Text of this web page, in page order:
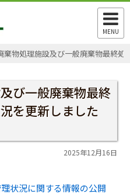
MENU
棄物処理施設及び一般廃棄物最終
び一般廃棄物最終
を更新しました
2025年12月16日
状況に関する情報の公開